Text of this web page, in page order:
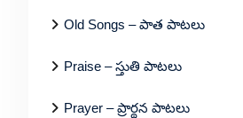
Old Songs – పాత పాటలు
Praise – స్తుతి పాటలు
Prayer – ప్రార్థన పాటలు